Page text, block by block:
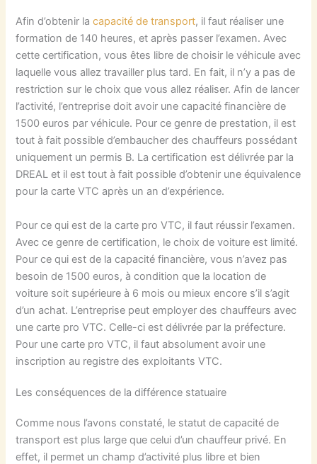
Afin d’obtenir lacapacité de transport, il faut réaliser une
formation de 140 heures, et après passer l’examen. Avec
cette certification, vous êtes libre de choisir le véhicule avec
laquelle vous allez travailler plus tard. En fait, il n’y a pas de
restriction sur le choix que vous allez réaliser. Afin de lancer
l’activité, l’entreprise doit avoir une capacité financière de
1500 euros par véhicule. Pour ce genre de prestation, il est
tout à fait possible d’embaucher des chauffeurs possédant
uniquement un permis B. La certification est délivrée par la
DREAL et il est tout à fait possible d’obtenir une équivalence
pour la carte VTC après un an d’expérience.
Pour ce qui est de la carte pro VTC, il faut réussir l’examen.
Avec ce genre de certification, le choix de voiture est limité.
Pour ce qui est de la capacité financière, vous n’avez pas
besoin de 1500 euros, à condition que la location de
voiture soit supérieure à 6 mois ou mieux encore s’il s’agit
d’un achat. L’entreprise peut employer des chauffeurs avec
une carte pro VTC. Celle-ci est délivrée par la préfecture.
Pour une carte pro VTC, il faut absolument avoir une
inscription au registre des exploitants VTC.
Les conséquences de la différence statuaire
Comme nous l’avons constaté, le statut de capacité de
transport est plus large que celui d’un chauffeur privé. En
effet, il permet un champ d’activité plus libre et bien